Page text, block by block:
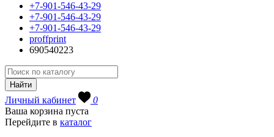
+7-901-546-43-29
+7-901-546-43-29
+7-901-546-43-29
proffprint
690540223
Личный кабинет
0
Ваша корзина пуста
Перейдите в каталог